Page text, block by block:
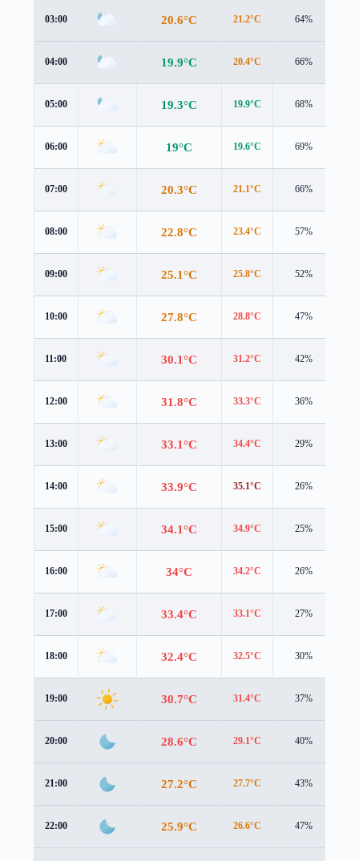
03:00 20.6°C 21.2°C 64%
04:00 19.9°C 20.4°C 66%
05:00 19.3°C 19.9°C 68%
06:00 19°C 19.6°C 69%
07:00 20.3°C 21.1°C 66%
08:00 22.8°C 23.4°C 57%
09:00 25.1°C 25.8°C 52%
10:00 27.8°C 28.8°C 47%
11:00 30.1°C 31.2°C 42%
12:00 31.8°C 33.3°C 36%
13:00 33.1°C 34.4°C 29%
14:00 33.9°C 35.1°C 26%
15:00 34.1°C 34.9°C 25%
16:00 34°C 34.2°C 26%
17:00 33.4°C 33.1°C 27%
18:00 32.4°C 32.5°C 30%
19:00 30.7°C 31.4°C 37%
20:00 28.6°C 29.1°C 40%
21:00 27.2°C 27.7°C 43%
22:00 25.9°C 26.6°C 47%